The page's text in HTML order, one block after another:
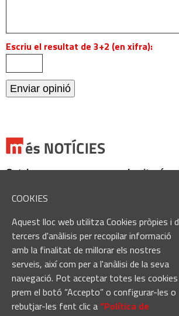
COOKIES
Aquest lloc web utilitza Cookies pròpies i
tercers d'anàlisis per recopilar informació
amb la finalitat de millorar els nostres
serveis, així com per a l'anàlisi de la seva
navegació. Pot acceptar totes les
prem el botó “Accepto” o configurar-les o
rebutjar-les fent clic a“Política de
Escriu el resultat de 3+2 (en xifra):
Catalunya es prepara per a la nit més
Sant Fruitós posa en valor el
restauració i exposició de peces
Es manté la previsió de pluges fortes
El 3x3 de bàsquet de Solsona
estrena premis en metàl·lic